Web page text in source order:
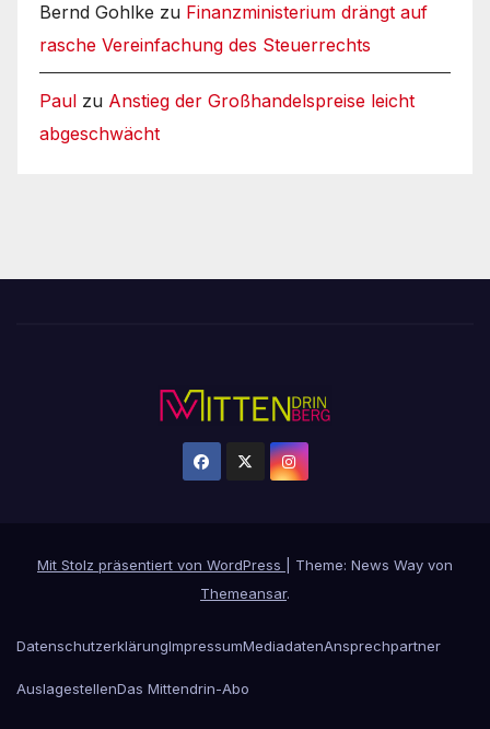
Bernd Gohlke zu Finanzministerium drängt auf
rasche Vereinfachung des Steuerrechts
Paul zu Anstieg der Großhandelspreise leicht
abgeschwächt
Mit Stolz präsentiert von WordPress
Theme: News Way von
Themeansar.
DatenschutzerklärungImpressumMediadatenAnsprechpartner
AuslagestellenDas Mittendrin-Abo